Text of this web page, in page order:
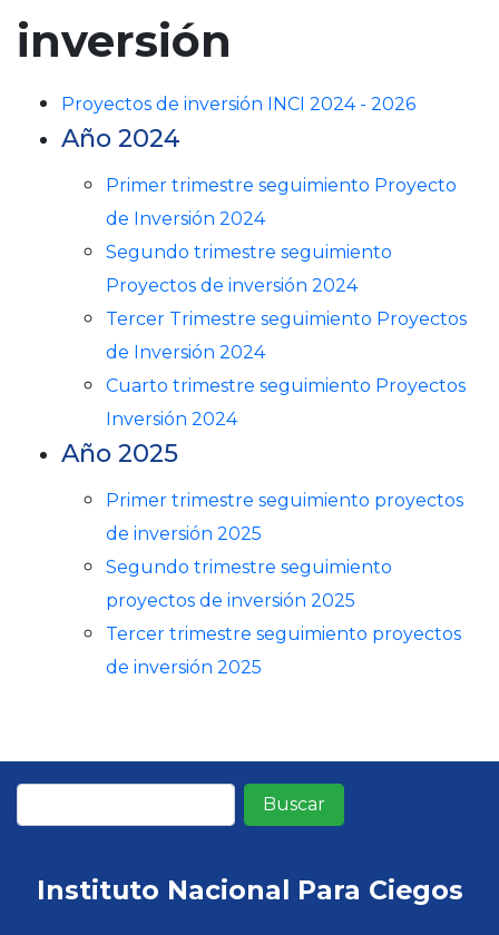
i
l
inversión
Proyectos de inversión INCI 2024 - 2026
Año 2024
Primer trimestre seguimiento Proyecto
de Inversión 2024
Segundo trimestre seguimiento
Proyectos de inversión 2024
Tercer Trimestre seguimiento Proyectos
de Inversión 2024
Cuarto trimestre seguimiento Proyectos
Inversión 2024
Año 2025
Primer trimestre seguimiento proyectos
de inversión 2025
Segundo trimestre seguimiento
proyectos de inversión 2025
Tercer trimestre seguimiento proyectos
de inversión 2025
Instituto Nacional Para Ciegos